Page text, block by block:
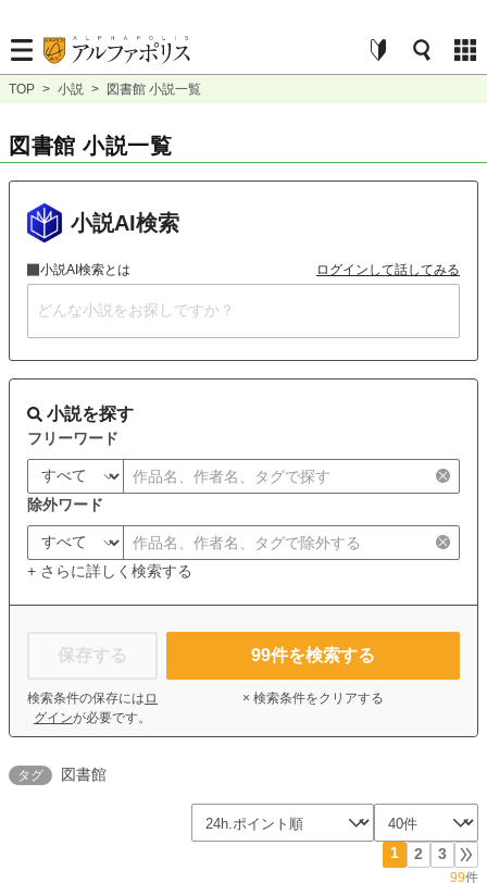
TOP > 小説 > 図書館 小説一覧
図書館 小説一覧
小説AI検索
小説AI検索とは ログインして話してみる
小説を探す
フリーワード
除外ワード
+ さらに詳しく検索する
保存する
検索条件の保存には ロ
グインが必要です。
99件を検索する
× 検索条件をクリアする
タグ 図書館
1 2 3
99件